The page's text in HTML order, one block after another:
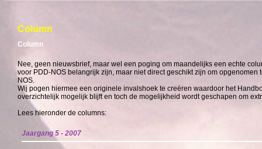
Column
Column
Nee, geen nieuwsbrief, maar wel een poging om maandelijks een echte
voor PDD-NOS belangrijk zijn, maar niet direct geschikt zijn om opgenomen
NOS.
Wij pogen hiermee een originele invalshoek te creëren waardoor het
overzichtelijk mogelijk blijft en toch de mogelijkheid wordt geschapen om
Lees hieronder de columns:
Jaargang 5 - 2007